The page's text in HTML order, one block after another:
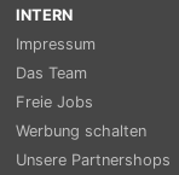
INTERN
Impressum
Das Team
Freie Jobs
Werbung schalten
Unsere Partnershops